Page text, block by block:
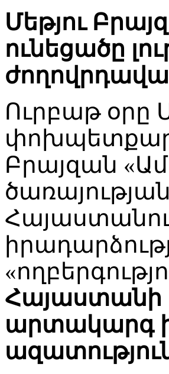
Մեթյու
ունեցածը
Ուրբաթ օրը
Բրայզան
Հայաստանի
արտակարգ